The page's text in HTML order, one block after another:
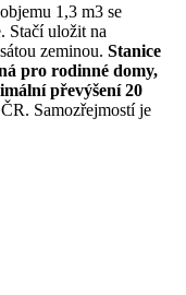
1,3 m3 se
Stačí uložit na
zeminou. Stanice
pro rodinné domy,
převýšení 20
Samozřejmostí je